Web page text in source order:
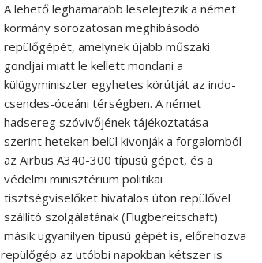
A lehető leghamarabb leselejtezik a német
kormány sorozatosan meghibásodó
repülőgépét, amelynek újabb műszaki
gondjai miatt le kellett mondani a
külügyminiszter egyhetes körútját az indo-
csendes-óceáni térségben. A német
hadsereg szóvivőjének tájékoztatása
szerint heteken belül kivonják a forgalomból
az Airbus A340-300 típusú gépet, és a
védelmi minisztérium politikai
tisztségviselőket hivatalos úton repülővel
szállító szolgálatának (Flugbereitschaft)
másik ugyanilyen típusú gépét is, előrehozva
az utóbbi napokban kétszer is